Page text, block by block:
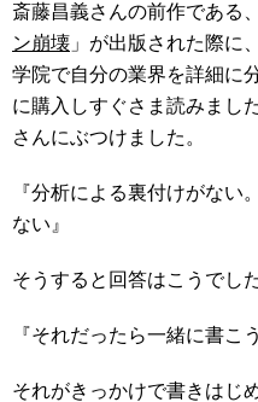
斎藤昌義さんの前作である
ン崩壊 」が出版された際に
学院で自分の業界を詳細に
に購入しすぐさま読みまし
さんにぶつけました。
『分析による裏付けがない
ない』
そうすると回答はこうでした
『それだったら一緒に書こ
それがきっかけで書きはじ